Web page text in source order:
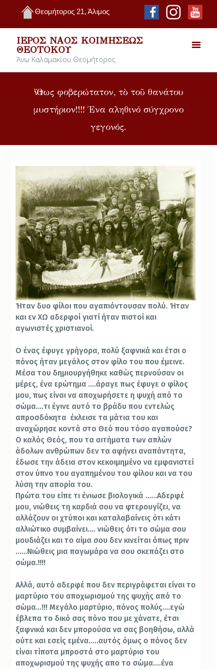
Θεομήτορος 21, Άλιμος
ΙΕΡΌΣ ΝΑΌΣ ΚΟΙΜΉΣΕΩΣ
ΘΕΟΤΌΚΟΥ
Άνω Καλαμακίου Θεομήτορος
Ὄντως φοβερώτατον, τὸ τοῦ θανάτου
μυστήριον!!!! Ένα αληθινό σύγχρονο
γεγονός.
Ήταν δυο φίλοι που αγαπιόντουσαν πολύ. Ήταν
και εν ΧΩ αδερφοί γιατί ήταν πιστοί και
αγωνιστές χριστιανοί.
Ο ένας έφυγε γρήγορα, πολύ ξαφνικά και έτσι ο
πόνος ήταν μεγάλος στον φίλο του που έμεινε.
Μέσα του δημιουργήθηκε καθώς περνούσαν οι
μέρες, ένα ερώτημα ….άραγε πως έφυγε ο φίλος
μου, πως είναι να αποχωρήσετε η ψυχή από το
σώμα….τι έγινε αυτό το βράδυ που εντελώς
απροσδόκητα έκλεισε τα μάτια του και
αναχώρησε κοντά στο Θεό που τόσο αγαπούσε?
Ο καλός Θεός, που τα αιτήματα των απλών
άδολων ανθρώπων δεν τα αφήνει αναπάντητα,
έδωσε την άδεια στον κεκοιμημένο να εμφανιστεί
στον ύπνο του αγαπημένου του φίλου και να του
λύση την απορία του.
Πρώτα του είπε τι ένιωσε βιολογικά ……Αδερφέ
μου, νιώθεις τη καρδιά σου να φτερουγίζει, να
αλλάζουν οι χτύποι και καταλαβαίνεις ότι κάτι
αλλιώτικο συμβαίνει…. νιώθεις ότι το σώμα σου
μουδιάζει και το αίμα σου δεν κινείται όπως πριν
……Νιώθεις μια παγωμάρα να σου σκεπάζει στο
σώμα.!!!!
Αλλά, αυτό αδερφέ που δεν περιγράφεται είναι το
μαρτύριο του αποχωρισμού της ψυχής από το
σώμα…!!! Μεγάλο μαρτύριο, πόνος πολύς….εγώ
έβλεπα το δικό σας πόνο που με χάνατε, έτσι
ξαφνικά και δεν μπορούσα να σας βοηθήσω, αλλά
ούτε και εσείς εμένα…..αυτός όμως ο πόνος δεν
είναι τίποτα μπροστά στο μαρτύριο του
αποχωρισμού της ψυχής απο το σώμα….ένα